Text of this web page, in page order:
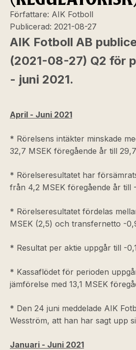
Författare: AIK Fotboll
Publicerad: 2021-08-27
AIK Fotboll AB
(2021-08-27) Q2 för
- juni 2021.
April - Juni 2021
* Rörelsens intäkter minskade
32,7 MSEK föregående år till
* Rörelseresultatet har
från 4,2 MSEK föregående år till
* Rörelseresultatet fördelas
MSEK (2,5) och transfernetto -
* Resultat per aktie uppgår till -
* Kassaflödet för perioden
jämförelse med 13,1 MSEK
* Den 24 juni meddelade AIK
Wesström, att han har sagt upp
Januari - Juni 2021